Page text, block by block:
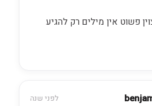
פשוט אין מילים רק להגיע
לפני שנה